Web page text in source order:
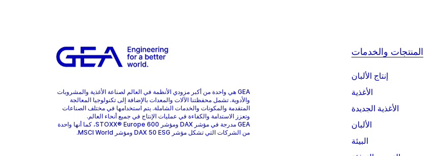
GEA هي واحدة من أكبر مزودي الأنظمة في العالم لصناعة الأغذية والمشروبات
والأدوية. تشمل محفظتنا الآلات والمعدات بالإضافة إلى تكنولوجيا المعالجة
المتقدمة والمكونات والخدمات الشاملة. يتم استخدامها في مختلف الصناعات
وتعزز الاستدامة والكفاءة في عمليات الإنتاج في جميع أنحاء العالم.
GEA مدرجة في مؤشر DAX ومؤشر STOXX® Europe 600، كما أنها واحدة
من الشركات التي تشكل مؤشر DAX 50 ESG ومؤشر MSCI World.
المنتجات والخدمات
إنتاج الألبان
الأغذية
الأغذية الجديدة
الألبان
البيئة